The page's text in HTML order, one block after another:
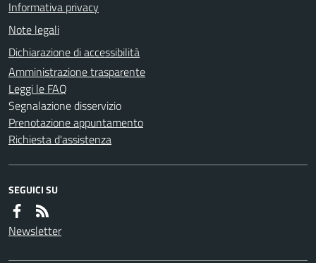
Informativa privacy
Note legali
Dichiarazione di accessibilità
Amministrazione trasparente
Leggi le FAQ
Segnalazione disservizio
Prenotazione appuntamento
Richiesta d'assistenza
SEGUICI SU
Newsletter